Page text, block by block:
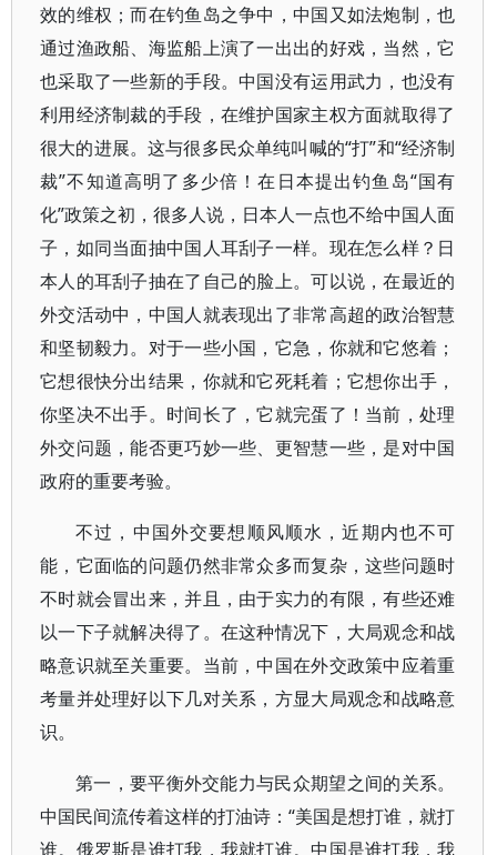
效的维权；而在钓鱼岛之争中，中国又如法炮制，也
通过渔政船、海监船上演了一出出的好戏，当然，它
也采取了一些新的手段。中国没有运用武力，也没有
利用经济制裁的手段，在维护国家主权方面就取得了
很大的进展。这与很多民众单纯叫喊的“打”和“经济制
裁”不知道高明了多少倍！在日本提出钓鱼岛“国有
化”政策之初，很多人说，日本人一点也不给中国人面
子，如同当面抽中国人耳刮子一样。现在怎么样？日
本人的耳刮子抽在了自己的脸上。可以说，在最近的
外交活动中，中国人就表现出了非常高超的政治智慧
和坚韧毅力。对于一些小国，它急，你就和它悠着；
它想很快分出结果，你就和它死耗着；它想你出手，
你坚决不出手。时间长了，它就完蛋了！当前，处理
外交问题，能否更巧妙一些、更智慧一些，是对中国
政府的重要考验。
不过，中国外交要想顺风顺水，近期内也不可
能，它面临的问题仍然非常众多而复杂，这些问题时
不时就会冒出来，并且，由于实力的有限，有些还难
以一下子就解决得了。在这种情况下，大局观念和战
略意识就至关重要。当前，中国在外交政策中应着重
考量并处理好以下几对关系，方显大局观念和战略意
识。
第一，要平衡外交能力与民众期望之间的关系。
中国民间流传着这样的打油诗：“美国是想打谁，就打
谁。俄罗斯是谁打我，我就打谁。中国是谁打我，我